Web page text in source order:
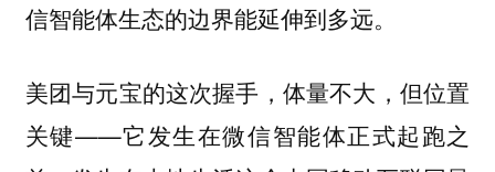
信智能体生态的边界能延伸到多远。
美团与元宝的这次握手，体量不大，但位置
关键——它发生在微信智能体正式起跑之